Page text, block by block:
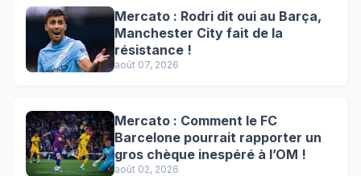
Mercato : Rodri dit oui au Barça,
Manchester City fait de la
résistance !
août 07, 2026
Mercato : Comment le FC
Barcelone pourrait rapporter un
gros chèque inespéré à l’OM !
août 02, 2026